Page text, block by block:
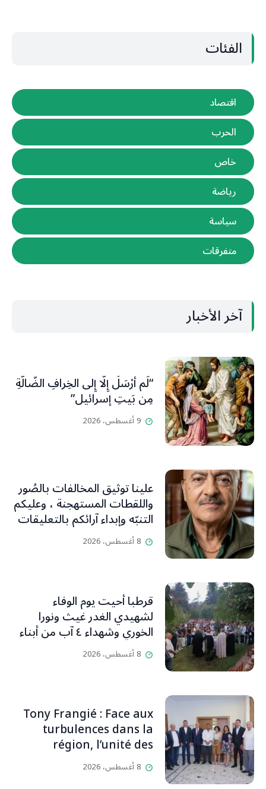
الفئات
اقتصاد
الحرب
خاص
رياضة
سياسة
متفرقات
آخر الأخبار
“لَم أُرْسَلْ إِلَّا إِلى الخِرافِ الضَّالَّةِ
مِن بَيتِ إسرائيل”
9 أغسطس، 2026
علينا توثيق المخالفات بالصُور
واللقطات المستهجنة ، وعليكم
التنبّه وإبداء آرائكم بالتعليقات
(جورج صبّاغ)
8 أغسطس، 2026
قرطبا أحيت يوم الوفاء
لشهيدي الغدر غيث ونورا
الخوري وشهداء ٤ آب من أبناء
البلدة.. كارين الخوري افرام: لقد
كان بيتنا، بوجود والدي، ينبض
إقفاله لكنه لم يستطع لأنه
بيت رسالة وتاريخ وإيمان وقيم
مستمرة (صور وVideo)
8 أغسطس، 2026
Tony Frangié : Face aux
turbulences dans la
région, l’unité des
Libanais est primordiale
L’OLJ / Par Scarlett
8 أغسطس، 2026